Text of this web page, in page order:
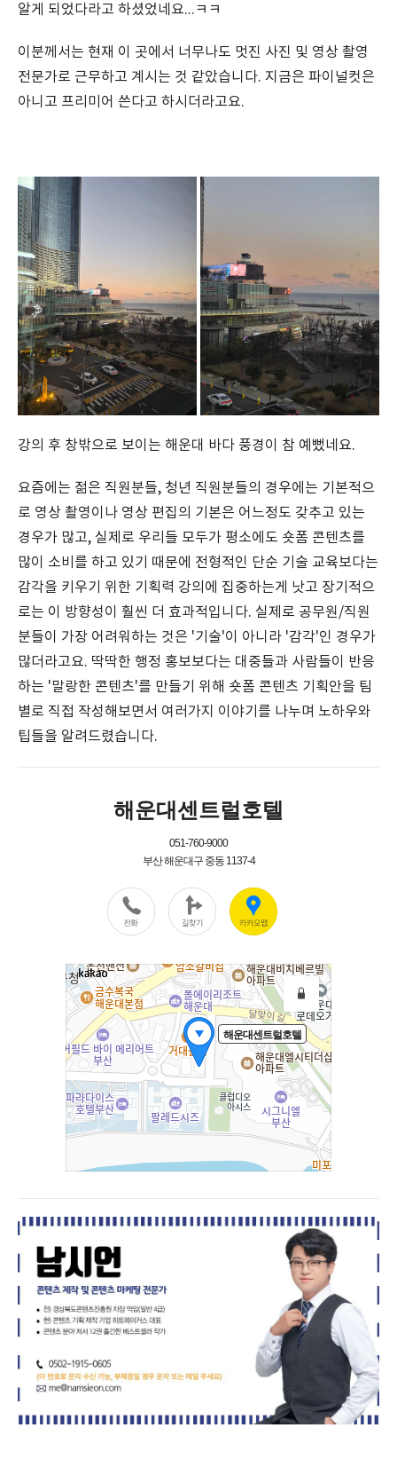
알게 되었다라고 하셨었네요...ㅋㅋ
이분께서는 현재 이 곳에서 너무나도 멋진 사진 및 영상 촬영
전문가로 근무하고 계시는 것 같았습니다. 지금은 파이널컷은
아니고 프리미어 쓴다고 하시더라고요.
강의 후 창밖으로 보이는 해운대 바다 풍경이 참 예뻤네요.
요즘에는 젊은 직원분들, 청년 직원분들의 경우에는 기본적으
로 영상 촬영이나 영상 편집의 기본은 어느정도 갖추고 있는
경우가 많고, 실제로 우리들 모두가 평소에도 숏폼 콘텐츠를
많이 소비를 하고 있기 때문에 전형적인 단순 기술 교육보다는
감각을 키우기 위한 기획력 강의에 집중하는게 낫고 장기적으
로는 이 방향성이 훨씬 더 효과적입니다. 실제로 공무원/직원
분들이 가장 어려워하는 것은 '기술'이 아니라 '감각'인 경우가
많더라고요. 딱딱한 행정 홍보보다는 대중들과 사람들이 반응
하는 '말랑한 콘텐츠'를 만들기 위해 숏폼 콘텐츠 기획안을 팀
별로 직접 작성해보면서 여러가지 이야기를 나누며 노하우와
팁들을 알려드렸습니다.